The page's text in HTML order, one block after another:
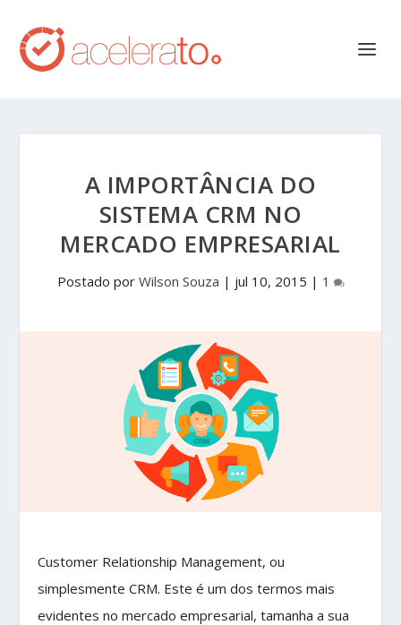
A IMPORTÂNCIA DO
SISTEMA CRM NO
MERCADO EMPRESARIAL
Postado por Wilson Souza | jul 10, 2015 | 1
Customer Relationship Management, ou
simplesmente CRM. Este é um dos termos mais
evidentes no mercado empresarial, tamanha a sua